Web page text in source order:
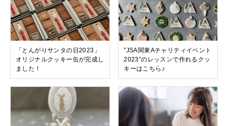
「とんがりサンタの日2023」
オリジナルクッキー缶が完成し
ました！
”JSA関東Aチャリティイベント
2023”のレッスンで作れるクッ
キーはこちら♪